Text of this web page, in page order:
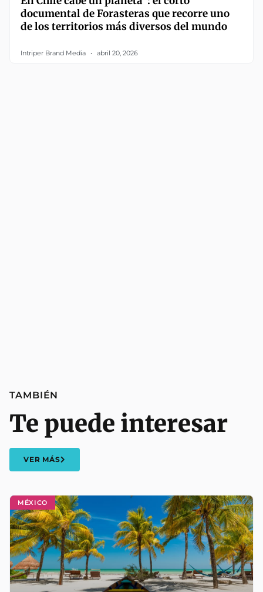
documental de Forasteras que recorre uno
de los territorios más diversos del mundo
Intriper Brand Media abril 20, 2026
MÉXICO
TAMBIÉN
Te puede interesar
VER MÁS